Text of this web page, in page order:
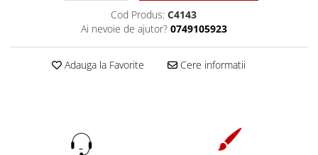
Despre biserica
Predici/ Schite de predici
Resurse studiu biblic
Produse din lemn
Pungi cadou cu versete
Magneti
Suport pahar
Cod Produs: C4143
Ai nevoie de ajutor? 0749105923
Adauga la Favorite Cere informatii